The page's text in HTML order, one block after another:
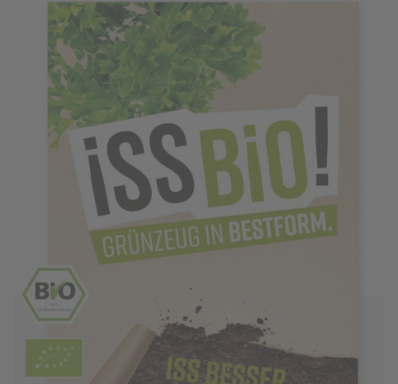
einem erneuten Besuch der Seite schnell wieder zur
Verfügung stellen.
Marketing
Wir verwenden Cookies für Personalisierung, um Ihnen
Inhalte anzuzeigen, die relevanter für Sie sind. So
können wir Ihnen beispielweise Angebote präsentieren,
die genau auf Ihr bisheriges Suchverhalten
zugeschnitten sind.